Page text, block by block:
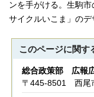
ンを手がける。生駒
サイクルいこま」のデ
このページに関す
総合政策部 広報
〒445-8501 西尾